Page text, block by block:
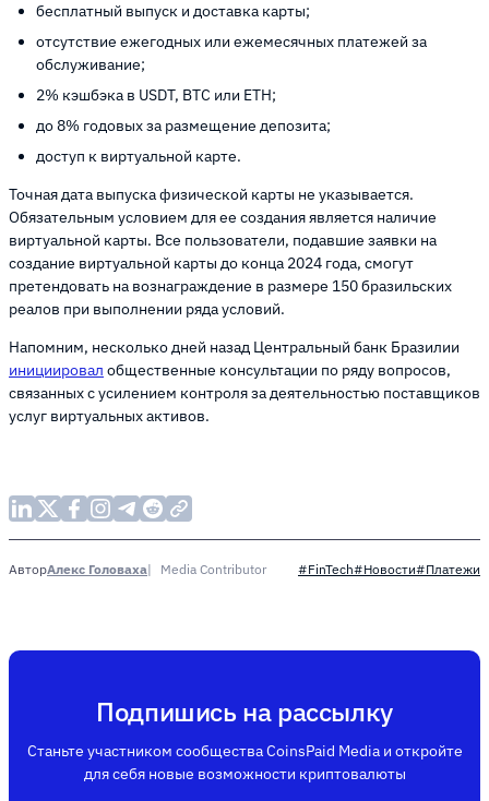
бесплатный выпуск и доставка карты;
отсутствие ежегодных или ежемесячных платежей за
обслуживание;
2% кэшбэка в USDT, BTC или ETH;
до 8% годовых за размещение депозита;
доступ к виртуальной карте.
Точная дата выпуска физической карты не указывается.
Обязательным условием для ее создания является наличие
виртуальной карты. Все пользователи, подавшие заявки на
создание виртуальной карты до конца 2024 года, смогут
претендовать на вознаграждение в размере 150 бразильских
реалов при выполнении ряда условий.
Напомним, несколько дней назад Центральный банк Бразилии
инициировал общественные консультации по ряду вопросов,
связанных с усилением контроля за деятельностью поставщиков
услуг виртуальных активов.
АвторАлекс Головаха Media Contributor #FinTech#Новости#Платежи
Подпишись на рассылку
Станьте участником сообщества CoinsPaid Media и откройте
для себя новые возможности криптовалюты